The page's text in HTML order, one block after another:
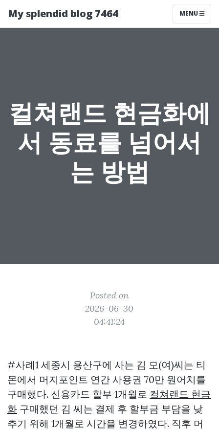
My splendid blog 7464 MENU
컬쳐랜드 현금화에
서 동료를 넘어서
는 방법
Posted on
2026-06-30
04:41:24
#사례1 세종시 용산구에 사는 김 모(여)씨는 티
몬에서 머지포인트 연간 사용권 70만 원어치를
구매했다. 신용카드 할부 1개월로 컬쳐랜드 현금
화 구매했던 김 씨는 결제 후 할부금 부담을 낮
추기 위해 1개월로 시간을 변경하였다. 직후 머